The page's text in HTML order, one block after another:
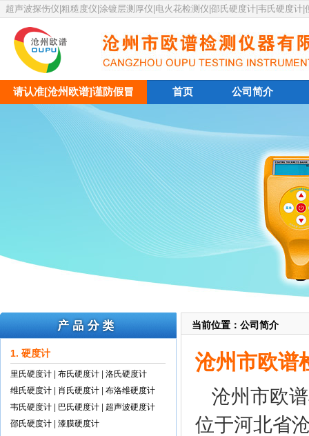
超声波探伤仪|粗糙度仪|涂镀层测厚仪|电火花检测仪|邵氏硬度计|韦氏硬度计|
请认准[沧州欧谱]谨防假冒 首页 公司简介
1. 硬度计
里氏硬度计 布氏硬度计
洛氏硬度计
维氏硬度计
肖氏硬度计
布洛维硬度计
韦氏硬度计
巴氏硬度计
超声波硬度计
邵氏硬度计
漆膜硬度计
当前位置：公司简介
沧州市欧谱
沧州市欧
位于河北省